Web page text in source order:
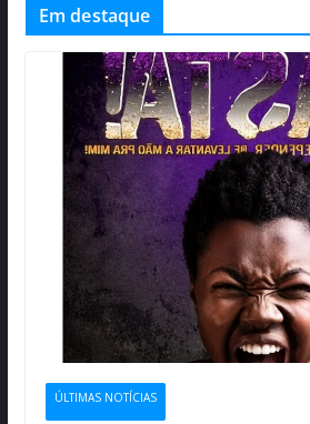
Em destaque
ÚLTIMAS NOTÍCIAS